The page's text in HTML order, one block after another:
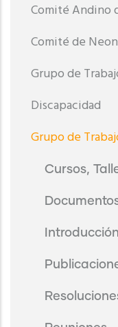
Comité Andino
Comité de
Grupo de
Discapacidad
Grupo de
Cursos,
Introducción